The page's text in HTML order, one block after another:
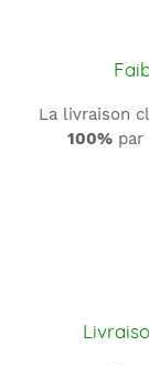
La livraison
100% par